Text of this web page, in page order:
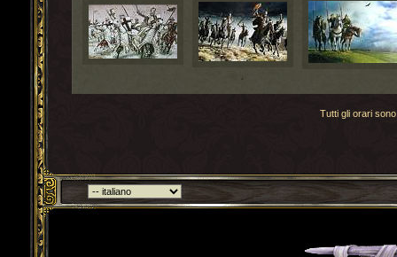
Tutti gli orari
Torna indietro